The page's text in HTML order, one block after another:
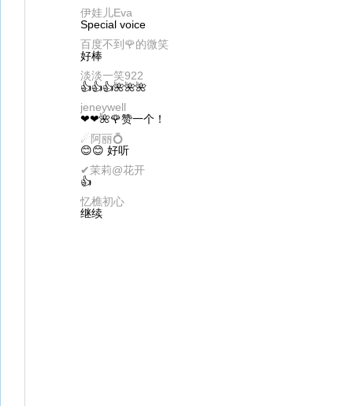
伊娃儿Eva
Special voice
百度不到🌹的微笑
好棒
淡淡一笑922
👍👍👍🌺🌺🌺
jeneywell
❤❤🌺🌹赞一个！
☄阿丽💍
😊😊 好听
✔茉莉@花开
👍
忆樵初心
继续